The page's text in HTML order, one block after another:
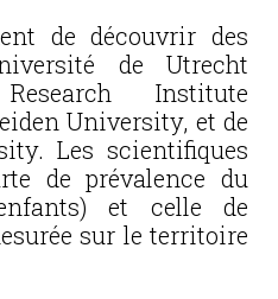
de découvrir des
de Utrecht
Institute
University, et de
Les scientifiques
de prévalence du
et celle de
sur le territoire